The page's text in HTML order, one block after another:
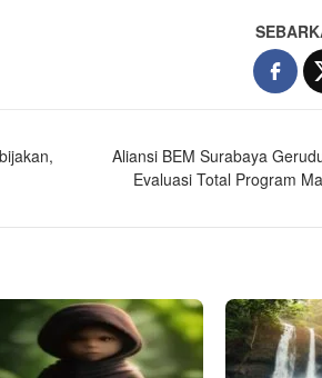
Aliansi BEM Surabaya
Evaluasi Total Program